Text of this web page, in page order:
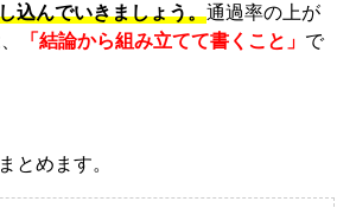
込んでいきましょう。通過率の上が
「結論から組み立てて書くこと」 で
とめます。